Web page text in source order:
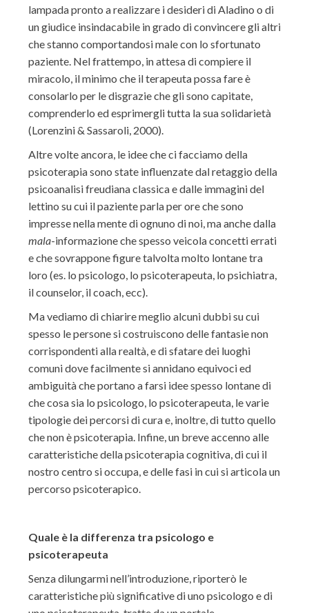
lampada pronto a realizzare i desideri di Aladino o di
un giudice insindacabile in grado di convincere gli altri
che stanno comportandosi male con lo sfortunato
paziente. Nel frattempo, in attesa di compiere il
miracolo, il minimo che il terapeuta possa fare è
consolarlo per le disgrazie che gli sono capitate,
comprenderlo ed esprimergli tutta la sua solidarietà
(Lorenzini & Sassaroli, 2000).
Altre volte ancora, le idee che ci facciamo della
psicoterapia sono state influenzate dal retaggio della
psicoanalisi freudiana classica e dalle immagini del
lettino su cui il paziente parla per ore che sono
impresse nella mente di ognuno di noi, ma anche dalla
mala-informazione che spesso veicola concetti errati
e che sovrappone figure talvolta molto lontane tra
loro (es. lo psicologo, lo psicoterapeuta, lo psichiatra,
il counselor, il coach, ecc).
Ma vediamo di chiarire meglio alcuni dubbi su cui
spesso le persone si costruiscono delle fantasie non
corrispondenti alla realtà, e di sfatare dei luoghi
comuni dove facilmente si annidano equivoci ed
ambiguità che portano a farsi idee spesso lontane di
che cosa sia lo psicologo, lo psicoterapeuta, le varie
tipologie dei percorsi di cura e, inoltre, di tutto quello
che non è psicoterapia. Infine, un breve accenno alle
caratteristiche della psicoterapia cognitiva, di cui il
nostro centro si occupa, e delle fasi in cui si articola un
percorso psicoterapico.
Quale è la differenza tra psicologo e
psicoterapeuta
Senza dilungarmi nell’introduzione, riporterò le
caratteristiche più significative di uno psicologo e di